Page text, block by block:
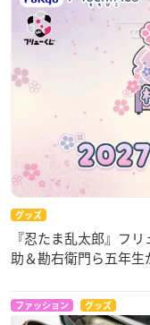
グッズ
『忍たま乱太郎』フ
助＆勘右衛門ら五年生
ファッション グッズ